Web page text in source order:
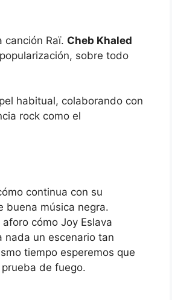
canción Raï. Cheb Khaled
sobre todo
habitual, colaborando con
rock como el
continua con su
buena música negra.
cómo Joy Eslava
nada un escenario tan
tiempo esperemos que
de fuego.